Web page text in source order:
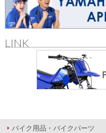
LINK
バイク用品・バイクパーツ